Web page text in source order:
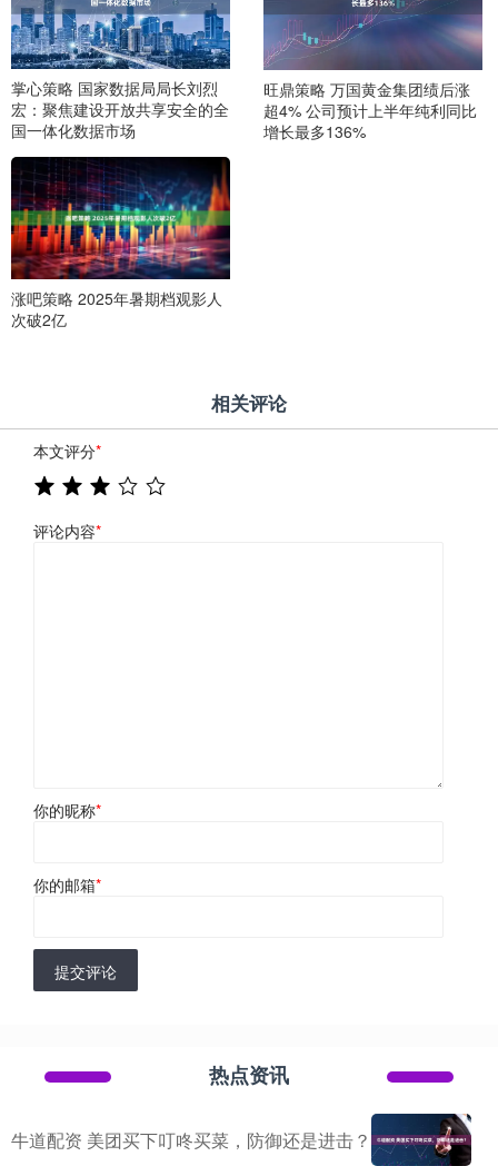
掌心策略 国家数据局局长刘烈
宏：聚焦建设开放共享安全的全
国一体化数据市场
旺鼎策略 万国黄金集团绩后涨
超4% 公司预计上半年纯利同比
增长最多136%
涨吧策略 2025年暑期档观影人
次破2亿
相关评论
本文评分*
评论内容*
你的昵称*
你的邮箱*
提交评论
热点资讯
牛道配资 美团买下叮咚买菜，防御还是进击？